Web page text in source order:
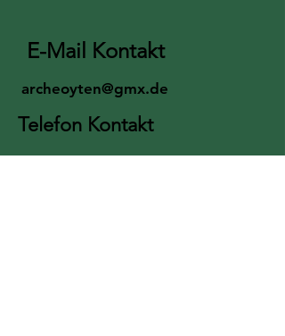
E-Mail Kontakt
archeoyten@gmx.de
Telefon Kontakt